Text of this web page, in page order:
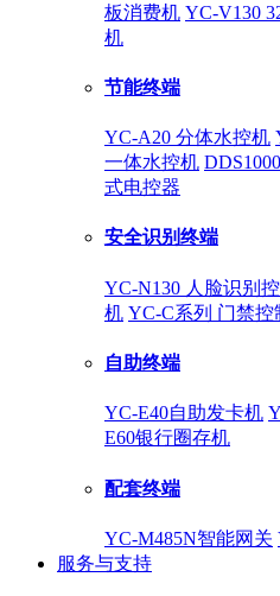
板消费机 YC-V130
机
节能终端
YC-A20 分体水控机
一体水控机
式电控器
安全识别终端
YC-N130 人脸识别
机 YC-C系列 门禁控
自助终端
YC-E40自助发卡机
E60银行圈存机
配套终端
YC-M485N智能网关
服务与支持